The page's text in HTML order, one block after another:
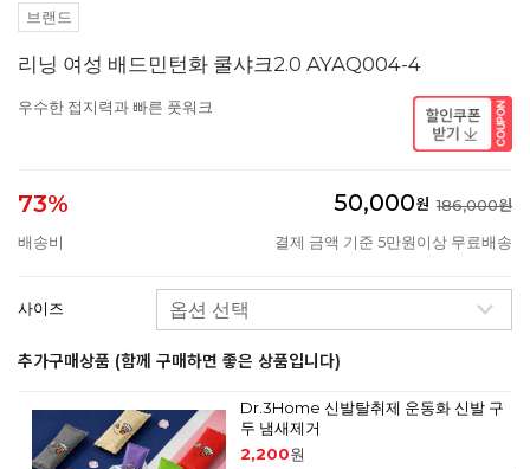
브랜드
리닝 여성 배드민턴화 쿨샤크2.0 AYAQ004-4
우수한 접지력과 빠른 풋워크
73% 50,000원 186,000원
배송비
결제 금액 기준 5만원이상 무료배송
사이즈
추가구매상품 (함께 구매하면 좋은 상품입니다)
Dr.3Home 신발탈취제 운동화 신발 구
두 냄새제거
2,200원